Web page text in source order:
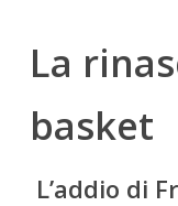
La
basket
L’addio di